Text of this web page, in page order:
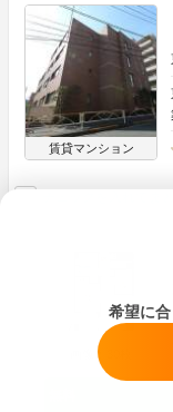
賃貸マンション
画像：30枚
希望に